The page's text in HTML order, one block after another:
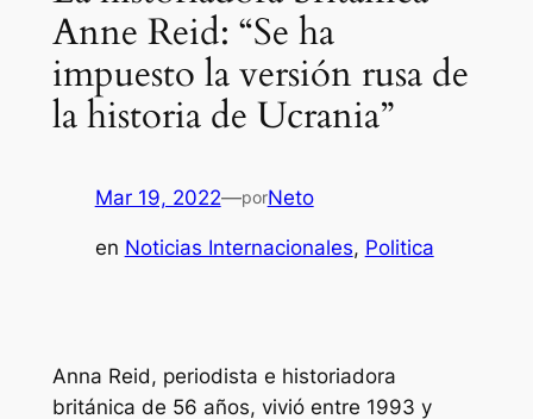
Anne Reid: “Se ha
impuesto la versión rusa de
la historia de Ucrania”
Mar 19, 2022—porNeto
en Noticias Internacionales, Politica
Anna Reid, periodista e historiadora
británica de 56 años, vivió entre 1993 y